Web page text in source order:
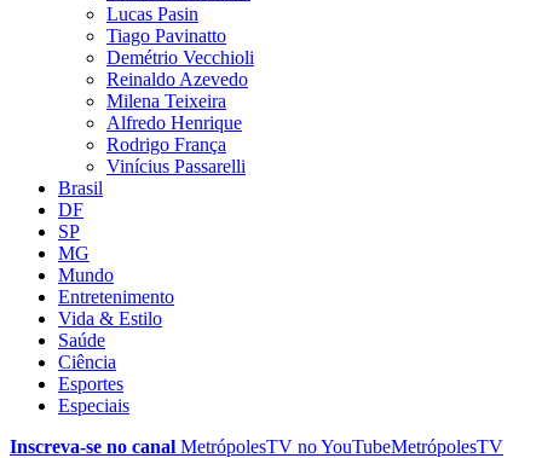
Lucas Pasin
Tiago Pavinatto
Demétrio Vecchioli
Reinaldo Azevedo
Milena Teixeira
Alfredo Henrique
Rodrigo França
Vinícius Passarelli
Brasil
DF
SP
MG
Mundo
Entretenimento
Vida & Estilo
Saúde
Ciência
Esportes
Especiais
Inscreva-se no canal MetrópolesTV noYouTubeMetrópolesTV